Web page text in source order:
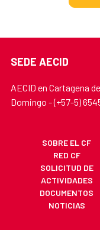
SEDE AECID
AECID en Cartagena
Domingo - (+57-5)
SOBRE EL CF
RED CF
SOLICITUD DE
ACTIVIDADES
DOCUMENTOS
NOTICIAS